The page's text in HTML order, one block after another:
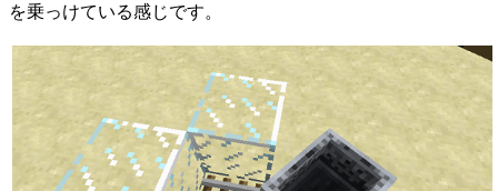
を乗っけている感じです。